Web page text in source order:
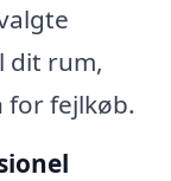
dit rum,
for fejlkøb.